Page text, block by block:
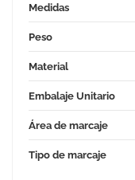
Medidas
Peso
Material
Embalaje Unitario
Área de marcaje
Tipo de marcaje